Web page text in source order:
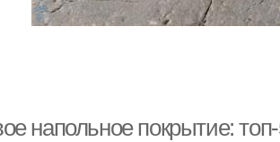
напольное покрытие: